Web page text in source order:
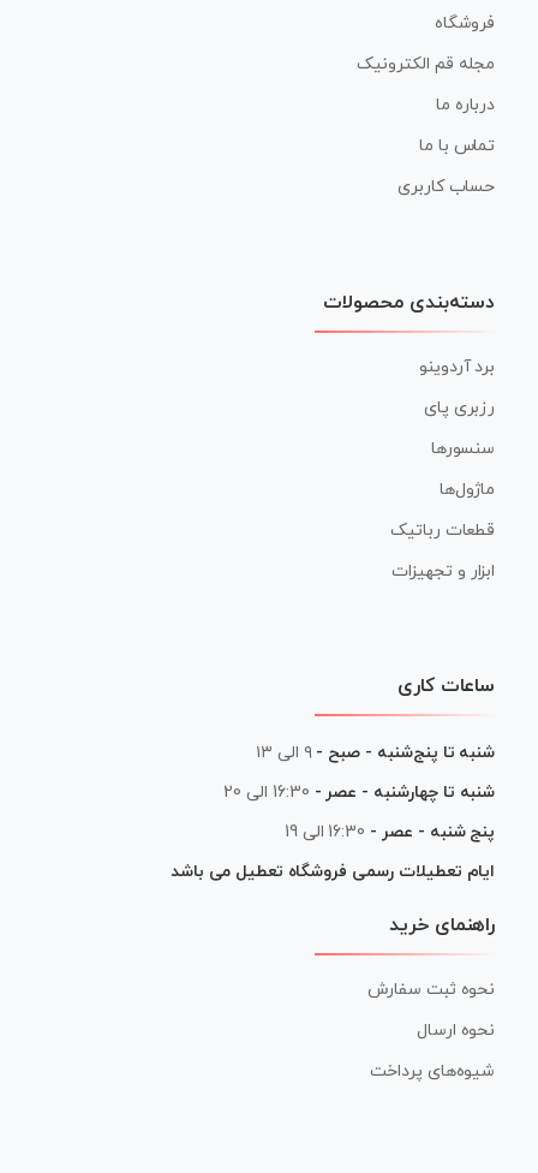
فروشگاه
مجله قم الکترونیک
درباره ما
تماس با ما
حساب کاربری
دسته‌بندی محصولات
برد آردوینو
رزبری پای
سنسورها
ماژول‌ها
قطعات رباتیک
ابزار و تجهیزات
ساعات کاری
شنبه تا پنج‌شنبه - صبح - ۹ الی ۱۳
شنبه تا چهارشنبه - عصر - 16:30 الی 20
پنج شنبه - عصر - 16:30 الی 19
ایام تعطیلات رسمی فروشگاه تعطیل می باشد
راهنمای خرید
نحوه ثبت سفارش
نحوه ارسال
شیوه‌های پرداخت